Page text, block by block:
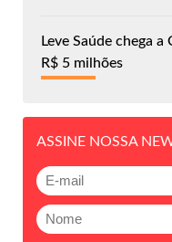
Leve Saúde chega
R$ 5 milhões
ASSINE NOSSA